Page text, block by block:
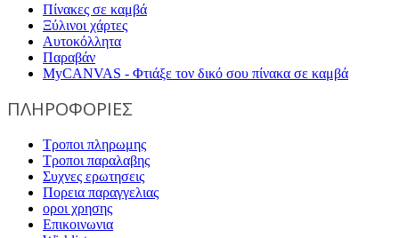
Πίνακες σε καμβά
Ξύλινοι χάρτες
Αυτοκόλλητα
Παραβάν
MyCANVAS - Φτιάξε τον δικό σου πίνακα σε καμβά
ΠΛΗΡΟΦΟΡΙΕΣ
Τροποι πληρωμης
Τροποι παραλαβης
Συχνες ερωτησεις
Πορεια παραγγελιας
οροι χρησης
Επικοινωνια